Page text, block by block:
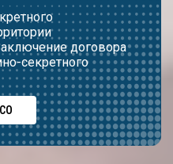
договора
секретного